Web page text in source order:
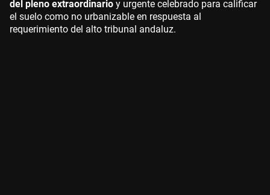
del pleno extraordinario y urgente celebrado para calificar
el suelo como no urbanizable en respuesta al
requerimiento del alto tribunal andaluz.